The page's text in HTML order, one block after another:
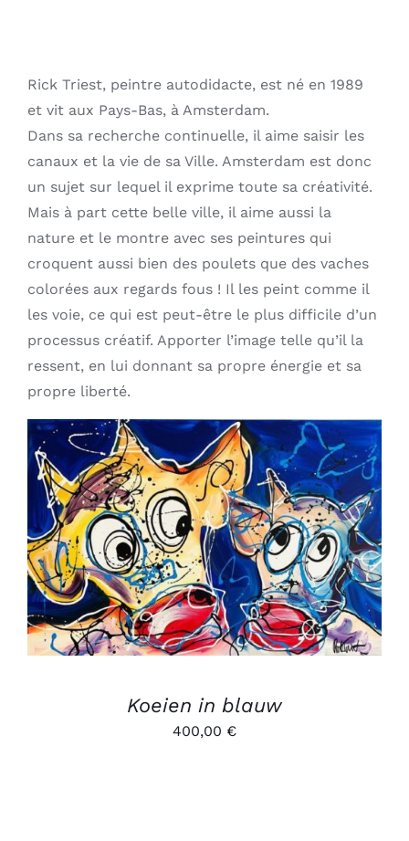
Rick Triest, peintre autodidacte, est né en 1989
et vit aux Pays-Bas, à Amsterdam.
Dans sa recherche continuelle, il aime saisir les
canaux et la vie de sa Ville. Amsterdam est donc
un sujet sur lequel il exprime toute sa créativité.
Mais à part cette belle ville, il aime aussi la
nature et le montre avec ses peintures qui
croquent aussi bien des poulets que des vaches
colorées aux regards fous ! Il les peint comme il
les voie, ce qui est peut-être le plus difficile d’un
processus créatif. Apporter l’image telle qu’il la
ressent, en lui donnant sa propre énergie et sa
propre liberté.
AJOUTER AU PANIER
/
DÉTAILS
Koeien in blauw
400,00 €